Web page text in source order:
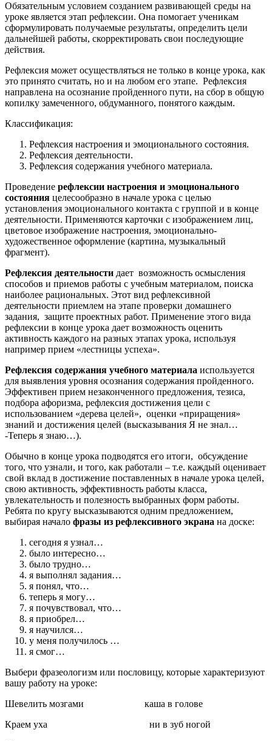
Обязательным условием созданием развивающей среды на
уроке является этап рефлексии. Она помогает ученикам
сформулировать получаемые результаты, определить цели
дальнейшей работы, скорректировать свои последующие
действия.
Рефлексия может осуществляться не только в конце урока, как
это принято считать, но и на любом его этапе. Рефлексия
направлена на осознание пройденного пути, на сбор в общую
копилку замеченного, обдуманного, понятого каждым.
Классификация:
Рефлексия настроения и эмоционального состояния.
Рефлексия деятельности.
Рефлексия содержания учебного материала.
Проведение рефлексии настроения и эмоционального
состояния целесообразно в начале урока с целью
установления эмоционального контакта с группой и в конце
деятельности. Применяются карточки с изображением лиц,
цветовое изображение настроения, эмоционально-
художественное оформление (картина, музыкальный
фрагмент).
Рефлексия деятельности дает возможность осмысления
способов и приемов работы с учебным материалом, поиска
наиболее рациональных. Этот вид рефлексивной
деятельности приемлем на этапе проверки домашнего
задания, защите проектных работ. Применение этого вида
рефлексии в конце урока дает возможность оценить
активность каждого на разных этапах урока, используя
например прием «лестницы успеха».
Рефлексия содержания учебного материала используется
для выявления уровня осознания содержания пройденного.
Эффективен прием незаконченного предложения, тезиса,
подбора афоризма, рефлексия достижения цели с
использованием «дерева целей», оценки «приращения»
знаний и достижения целей (высказывания Я не знал…
-Теперь я знаю…).
Обычно в конце урока подводятся его итоги, обсуждение
того, что узнали, и того, как работали – т.е. каждый оценивает
свой вклад в достижение поставленных в начале урока целей,
свою активность, эффективность работы класса,
увлекательность и полезность выбранных форм работы.
Ребята по кругу высказываются одним предложением,
выбирая начало фразы из рефлексивного экрана на доске:
сегодня я узнал…
было интересно…
было трудно…
я выполнял задания…
я понял, что…
теперь я могу…
я почувствовал, что…
я приобрел…
я научился…
у меня получилось …
я смог…
Выбери фразеологизм или пословицу, которые характеризуют
вашу работу на уроке:
Шевелить мозгами каша в голове
Краем уха ни в зуб ногой